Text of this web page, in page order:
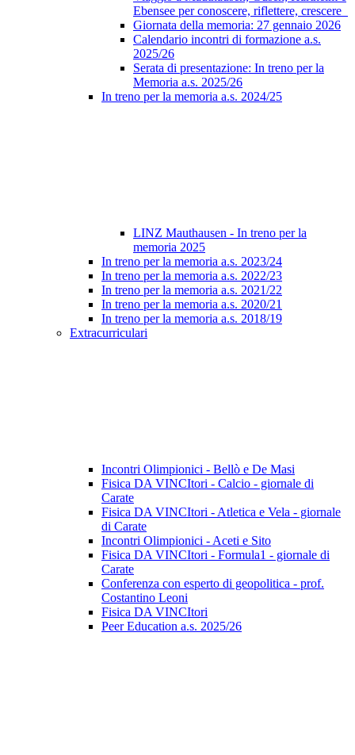
Ebensee per conoscere, riflettere, crescere
Giornata della memoria: 27 gennaio 2026
Calendario incontri di formazione a.s.
2025/26
Serata di presentazione: In treno per la
Memoria a.s. 2025/26
In treno per la memoria a.s. 2024/25
LINZ Mauthausen - In treno per la
memoria 2025
In treno per la memoria a.s. 2023/24
In treno per la memoria a.s. 2022/23
In treno per la memoria a.s. 2021/22
In treno per la memoria a.s. 2020/21
In treno per la memoria a.s. 2018/19
Extracurriculari
Incontri Olimpionici - Bellò e De Masi
Fisica DA VINCItori - Calcio - giornale di
Carate
Fisica DA VINCItori - Atletica e Vela - giornale
di Carate
Incontri Olimpionici - Aceti e Sito
Fisica DA VINCItori - Formula1 - giornale di
Carate
Conferenza con esperto di geopolitica - prof.
Costantino Leoni
Fisica DA VINCItori
Peer Education a.s. 2025/26